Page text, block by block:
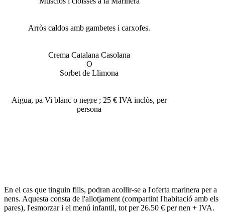
Arròs caldos amb gambetes i carxofes.
Crema Catalana Casolana
O
Sorbet de Llimona
Aigua, pa Vi blanc o negre ; 25 € IVA inclòs, per
persona
En el cas que tinguin fills, podran acollir-se a l'oferta marinera per a
nens. Aquesta consta de l'allotjament (compartint l'habitació amb els
pares), l'esmorzar i el menú infantil, tot per 26.50 € per nen + IVA.